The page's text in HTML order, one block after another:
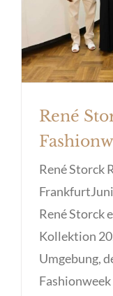
René
René Storck
René Storck
Kollektion
Umgebung,